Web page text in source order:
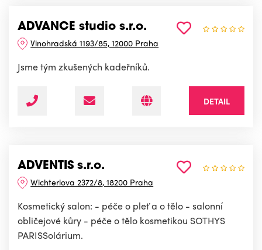
ADVANCE studio s.r.o.
Vinohradská 1193/85, 12000 Praha
Jsme tým zkušených kadeřníků.
DETAIL
ADVENTIS s.r.o.
Wichterlova 2372/8, 18200 Praha
Kosmetický salon: - péče o pleť a o tělo - salonní
obličejové kůry - péče o tělo kosmetikou SOTHYS
PARISSolárium.